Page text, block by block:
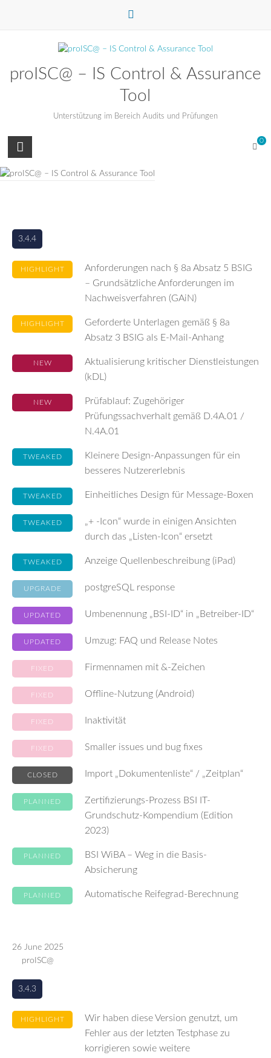
proISC@ – IS Control & Assurance
Tool
Unterstützung im Bereich Audits und Prüfungen
0
3.4.4
HIGHLIGHT
Anforderungen nach § 8a Absatz 5 BSIG
– Grundsätzliche Anforderungen im
Nachweisverfahren (GAiN)
HIGHLIGHT
Geforderte Unterlagen gemäß § 8a
Absatz 3 BSIG als E-Mail-Anhang
NEW
Aktualisierung kritischer Dienstleistungen
(kDL)
NEW
Prüfablauf: Zugehöriger
Prüfungssachverhalt gemäß D.4A.01 /
N.4A.01
TWEAKED
Kleinere Design-Anpassungen für ein
besseres Nutzererlebnis
TWEAKED Einheitliches Design für Message-Boxen
TWEAKED
„+ -Icon“ wurde in einigen Ansichten
durch das „Listen-Icon“ ersetzt
TWEAKED Anzeige Quellenbeschreibung (iPad)
UPGRADE postgreSQL response
UPDATED Umbenennung „BSI-ID“ in „Betreiber-ID“
UPDATED Umzug: FAQ und Release Notes
FIXED Firmennamen mit &-Zeichen
FIXED Offline-Nutzung (Android)
FIXED Inaktivität
FIXED Smaller issues und bug fixes
CLOSED Import „Dokumentenliste“ / „Zeitplan“
PLANNED
Zertifizierungs-Prozess BSI IT-
Grundschutz-Kompendium (Edition
2023)
PLANNED
BSI WiBA – Weg in die Basis-
Absicherung
PLANNED Automatische Reifegrad-Berechnung
26 June 2025
proISC@
3.4.3
HIGHLIGHT
Wir haben diese Version genutzt, um
Fehler aus der letzten Testphase zu
korrigieren sowie weitere